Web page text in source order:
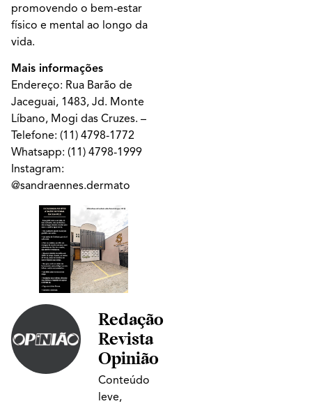
promovendo o bem-estar
físico e mental ao longo da
vida.
Mais informações
Endereço: Rua Barão de
Jaceguai, 1483, Jd. Monte
Líbano, Mogi das Cruzes. –
Telefone: (11) 4798-1772
Whatsapp: (11) 4798-1999
Instagram:
@sandraennes.dermato
Redação
Revista
Opinião
Conteúdo
leve,